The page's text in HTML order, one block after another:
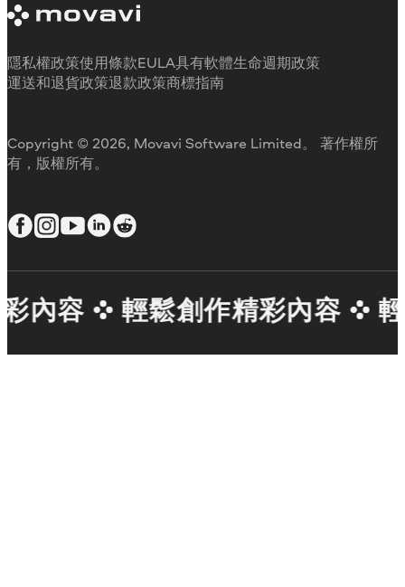
取消訂閱
退款
客戶評價
為何要選擇我們
工作用
Copyright © 2026, Movavi Software Limited。 著作權所
有，版權所有。
隱私權政策使用條款EULA具有軟體生命週期政策
運送和退貨政策退款政策商標指南
內容 輕鬆創作精彩內容 輕